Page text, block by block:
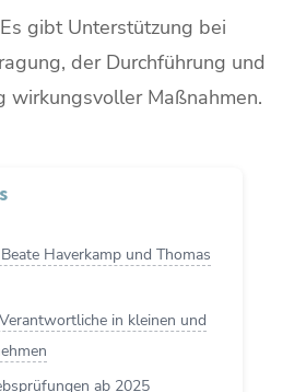
gibt Unterstützung bei
der Durchführung und
wirkungsvoller Maßnahmen.
Haverkamp und Thomas
in kleinen und
ab 2025